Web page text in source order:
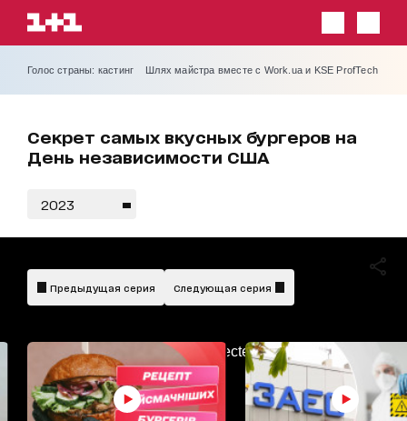
Голос страны: кастинг Шлях майстра вместе с Work.ua и KSE ProfTech
Секрет самых вкусных бургеров на
День независимости США
2023
AdBlockDetected!
Предыдущая серия Следующая серия